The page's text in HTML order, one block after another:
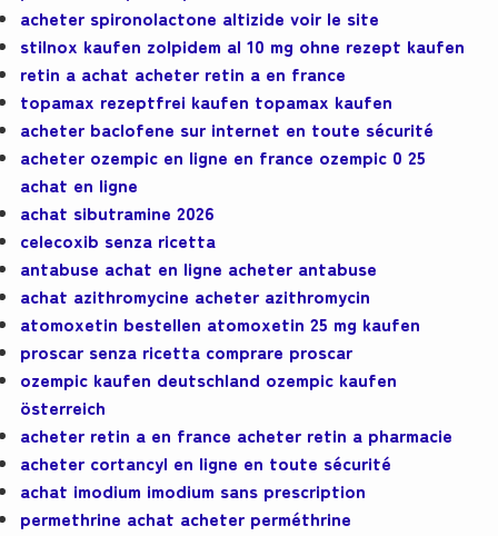
acheter spironolactone altizide voir le site
stilnox kaufen zolpidem al 10 mg ohne rezept kaufen
retin a achat acheter retin a en france
topamax rezeptfrei kaufen topamax kaufen
acheter baclofene sur internet en toute sécurité
acheter ozempic en ligne en france ozempic 0 25
achat en ligne
achat sibutramine 2026
celecoxib senza ricetta
antabuse achat en ligne acheter antabuse
achat azithromycine acheter azithromycin
atomoxetin bestellen atomoxetin 25 mg kaufen
proscar senza ricetta comprare proscar
ozempic kaufen deutschland ozempic kaufen
österreich
acheter retin a en france acheter retin a pharmacie
acheter cortancyl en ligne en toute sécurité
achat imodium imodium sans prescription
permethrine achat acheter perméthrine